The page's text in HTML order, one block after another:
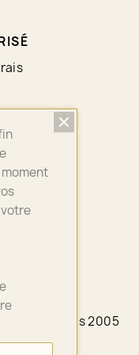
Relay
depuis 2005